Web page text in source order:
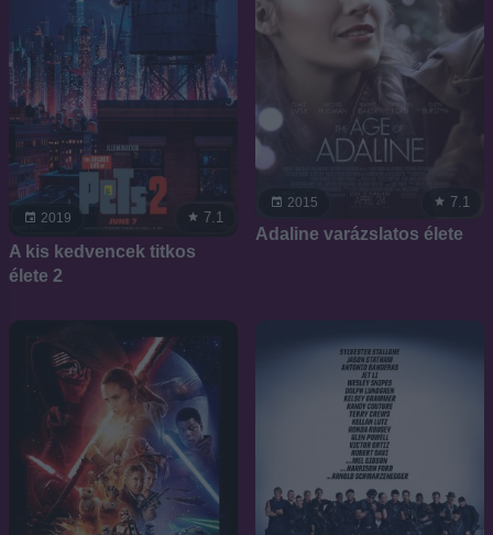
2019 7.1
A kis kedvencek titkos
élete 2
2015 7.1
Adaline varázslatos élete